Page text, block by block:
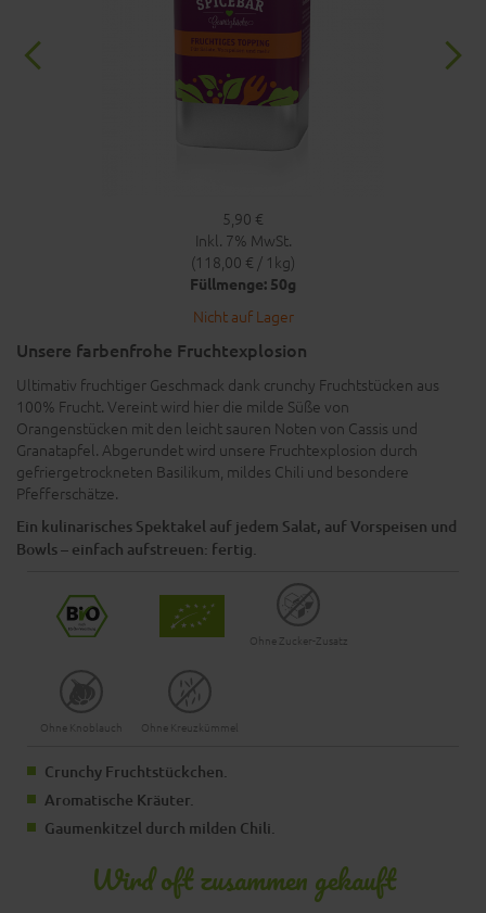
5,90 €
Inkl. 7% MwSt.
(118,00 € / 1kg)
Füllmenge: 50g
Nicht auf Lager
Unsere farbenfrohe Fruchtexplosion
Ultimativ fruchtiger Geschmack dank crunchy Fruchtstücken aus
100% Frucht. Vereint wird hier die milde Süße von
Orangenstücken mit den leicht sauren Noten von Cassis und
Granatapfel. Abgerundet wird unsere Fruchtexplosion durch
gefriergetrockneten Basilikum, mildes Chili und besondere
Pfefferschätze.
Ein kulinarisches Spektakel auf jedem Salat, auf Vorspeisen und
Bowls – einfach aufstreuen: fertig.
Ohne Zucker-Zusatz
Ohne Knoblauch Ohne Kreuzkümmel
Crunchy Fruchtstückchen.
Aromatische Kräuter.
Gaumenkitzel durch milden Chili.
Wird oft zusammen gekauft